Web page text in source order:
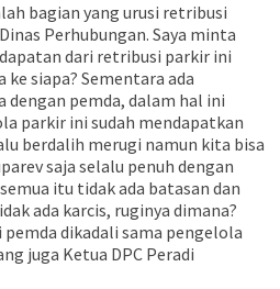
bagian yang urusi retribusi
Perhubungan. Saya minta
dari retribusi parkir ini
siapa? Sementara ada
pemda, dalam hal ini
parkir ini sudah mendapatkan
berdalih merugi namun kita bisa
saja selalu penuh dengan
itu tidak ada batasan dan
ada karcis, ruginya dimana?
dikadali sama pengelola
juga Ketua DPC Peradi